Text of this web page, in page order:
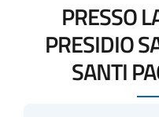
PRESSO
PRESIDIO
SANTI